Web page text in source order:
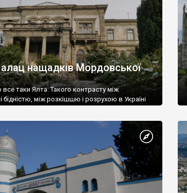
нащадків Мордовської
все таки Ялта. Такого контрасту між
бідністю, між розкішшю і розрухою в Україні